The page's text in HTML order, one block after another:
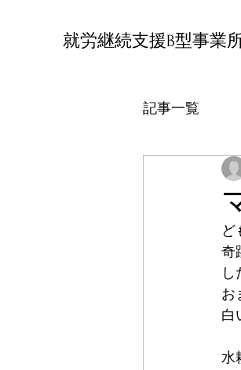
就労継続支援B型事業
記事一覧
ど
奇
お
白
水